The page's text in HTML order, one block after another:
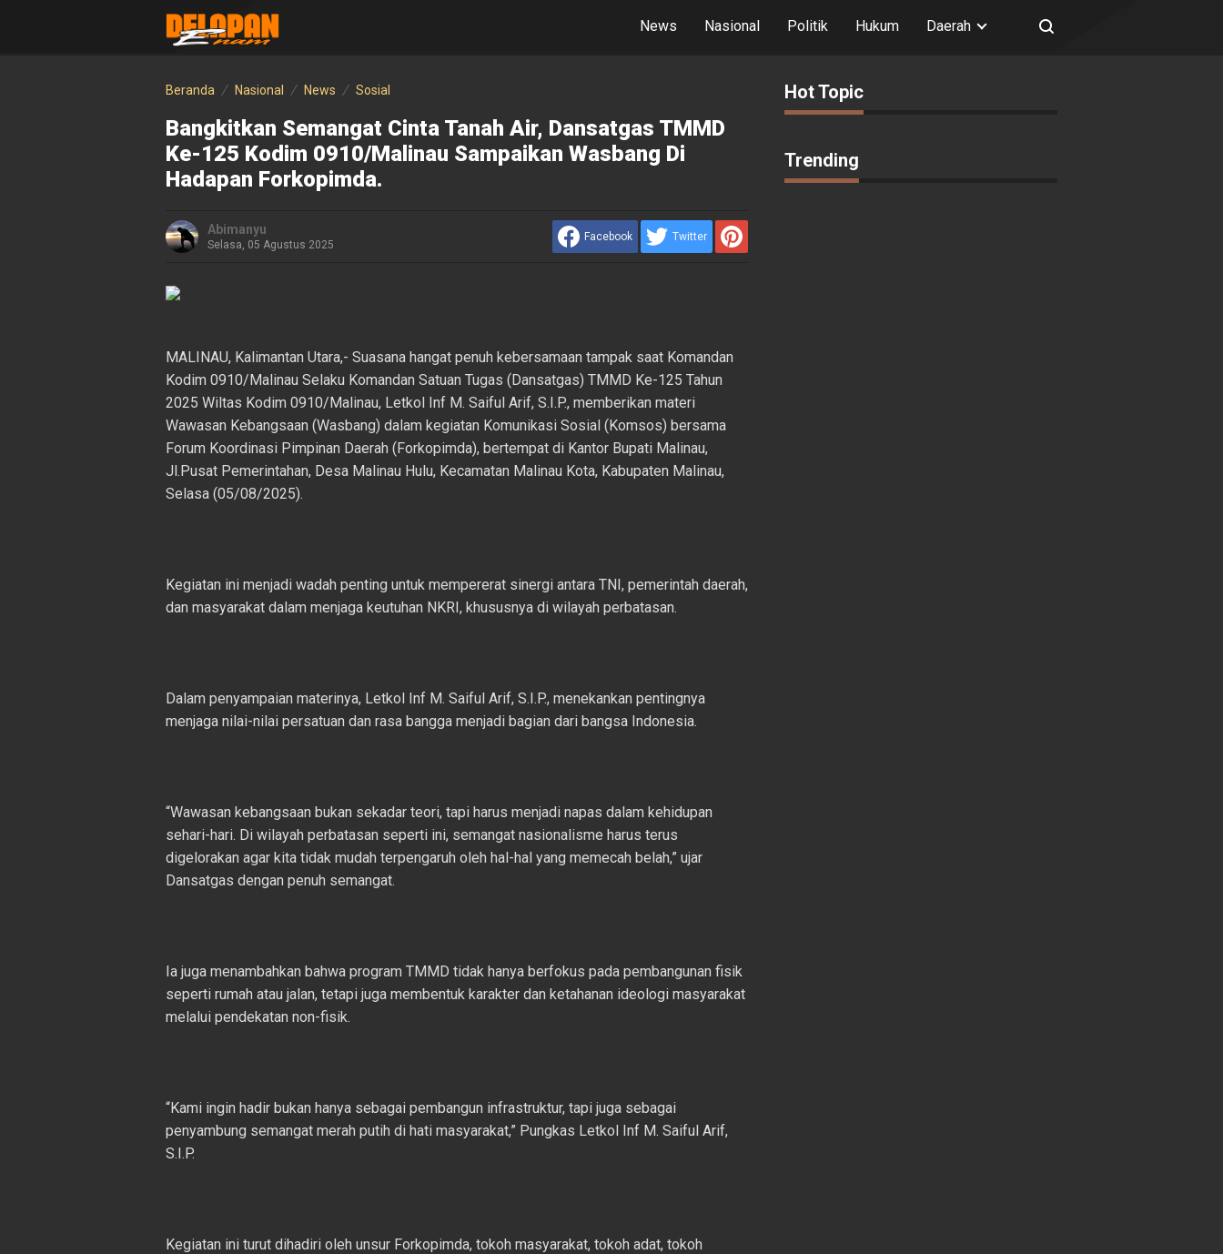
News Nasional Politik Hukum Daerah
Beranda Nasional News Sosial
Bangkitkan Semangat Cinta Tanah Air, Dansatgas TMMD
Ke-125 Kodim 0910/Malinau Sampaikan Wasbang Di
Hadapan Forkopimda.
Abimanyu
Selasa, 05 Agustus 2025
Facebook Twitter
MALINAU, Kalimantan Utara,- Suasana hangat penuh kebersamaan tampak saat Komandan
Kodim 0910/Malinau Selaku Komandan Satuan Tugas (Dansatgas) TMMD Ke-125 Tahun
2025 Wiltas Kodim 0910/Malinau, Letkol Inf M. Saiful Arif, S.I.P., memberikan materi
Wawasan Kebangsaan (Wasbang) dalam kegiatan Komunikasi Sosial (Komsos) bersama
Forum Koordinasi Pimpinan Daerah (Forkopimda), bertempat di Kantor Bupati Malinau,
Jl.Pusat Pemerintahan, Desa Malinau Hulu, Kecamatan Malinau Kota, Kabupaten Malinau,
Selasa (05/08/2025).
Kegiatan ini menjadi wadah penting untuk mempererat sinergi antara TNI, pemerintah daerah,
dan masyarakat dalam menjaga keutuhan NKRI, khususnya di wilayah perbatasan.
Dalam penyampaian materinya, Letkol Inf M. Saiful Arif, S.I.P., menekankan pentingnya
menjaga nilai-nilai persatuan dan rasa bangga menjadi bagian dari bangsa Indonesia.
“Wawasan kebangsaan bukan sekadar teori, tapi harus menjadi napas dalam kehidupan
sehari-hari. Di wilayah perbatasan seperti ini, semangat nasionalisme harus terus
digelorakan agar kita tidak mudah terpengaruh oleh hal-hal yang memecah belah,” ujar
Dansatgas dengan penuh semangat.
Ia juga menambahkan bahwa program TMMD tidak hanya berfokus pada pembangunan fisik
seperti rumah atau jalan, tetapi juga membentuk karakter dan ketahanan ideologi masyarakat
melalui pendekatan non-fisik.
“Kami ingin hadir bukan hanya sebagai pembangun infrastruktur, tapi juga sebagai
penyambung semangat merah putih di hati masyarakat,” Pungkas Letkol Inf M. Saiful Arif,
S.I.P.
Kegiatan ini turut dihadiri oleh unsur Forkopimda, tokoh masyarakat, tokoh adat, tokoh
Hot Topic
Trending